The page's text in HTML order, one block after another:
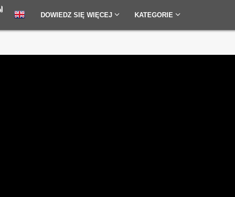
DOWIEDZ SIĘ WIĘCEJ KATEGORIE